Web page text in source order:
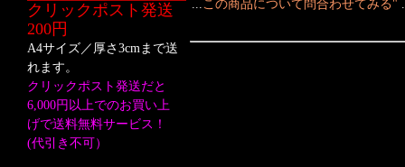
クリックポスト発送
200円
A4サイズ／厚さ3cmまで送
れます。
クリックポスト発送だと
6,000円以上でのお買い上
げで送料無料サービス！
(代引き不可）
...この商品について問合わせてみる"